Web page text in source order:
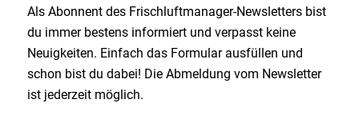
Als Abonnent des Frischluftmanager-Newsletters bist
du immer bestens informiert und verpasst keine
Neuigkeiten. Einfach das Formular ausfüllen und
schon bist du dabei! Die Abmeldung vom Newsletter
ist jederzeit möglich.